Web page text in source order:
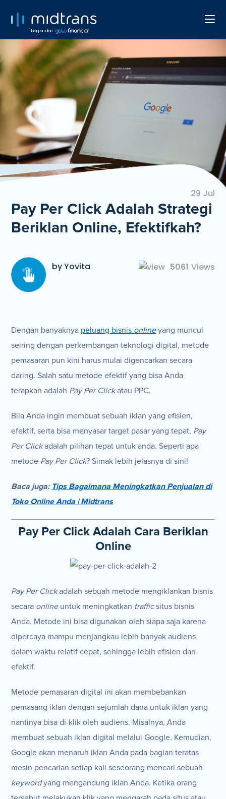
bagian dari
29 Jul
Pay Per Click Adalah Strategi
Beriklan Online, Efektifkah?
by Yovita 5061 Views
Dengan banyaknya peluang bisnis online yang muncul
seiring dengan perkembangan teknologi digital, metode
pemasaran pun kini harus mulai digencarkan secara
daring. Salah satu metode efektif yang bisa Anda
terapkan adalah Pay Per Clickatau PPC.
Bila Anda ingin membuat sebuah iklan yang efisien,
efektif, serta bisa menyasar target pasar yang tepat, Pay
Per Clickadalah pilihan tepat untuk anda. Seperti apa
metode Pay Per Click? Simak lebih jelasnya di sini!
Baca juga: Tips Bagaimana Meningkatkan Penjualan di
Toko Online Anda | Midtrans
Pay Per Click Adalah Cara Beriklan
Online
Pay Per Clickadalah sebuah metode mengiklankan bisnis
secara onlineuntuk meningkatkan trafficsitus bisnis
Anda. Metode ini bisa digunakan oleh siapa saja karena
dipercaya mampu menjangkau lebih banyak audiens
dalam waktu relatif cepat, sehingga lebih efisien dan
efektif.
Metode pemasaran digital ini akan membebankan
pemasang iklan dengan sejumlah dana untuk iklan yang
nantinya bisa di-klik oleh audiens. Misalnya, Anda
membuat sebuah iklan digital melalui Google. Kemudian,
Google akan menaruh iklan Anda pada bagian teratas
mesin pencarian setiap kali seseorang mencari sebuah
keywordyang mengandung iklan Anda. Ketika orang